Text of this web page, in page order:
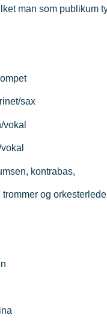
man som publikum
sax
vokal
kontrabas,
og